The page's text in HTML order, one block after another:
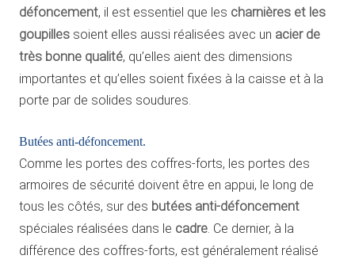
défoncement, il est essentiel que les charnières et les
goupilles soient elles aussi réalisées avec un acier de
très bonne qualité, qu’elles aient des dimensions
importantes et qu’elles soient fixées à la caisse et à la
porte par de solides soudures.
Butées anti-défoncement.
Comme les portes des coffres-forts, les portes des
armoires de sécurité doivent être en appui, le long de
tous les côtés, sur des butées anti-défoncement
spéciales réalisées dans le cadre. Ce dernier, à la
différence des coffres-forts, est généralement réalisé